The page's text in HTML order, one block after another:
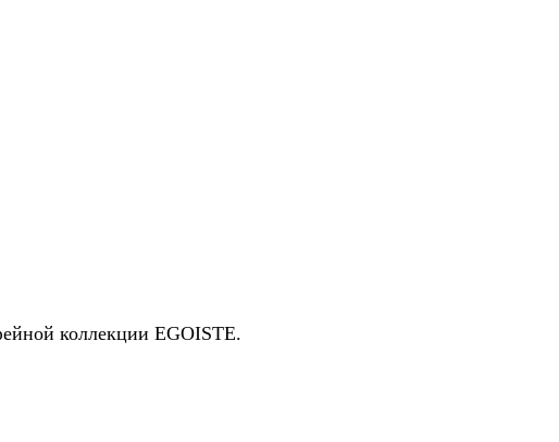
коллекции EGOISTE.